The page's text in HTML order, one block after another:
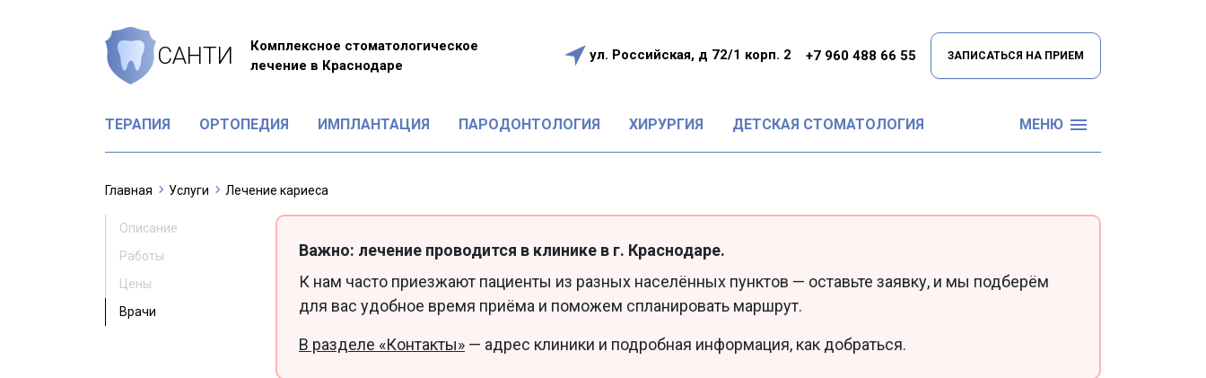
САНТИ
Комплексное стоматологическое
лечение в Краснодаре
ул. Российская, д 72/1 корп. 2 +7 960 488 66 55 ЗАПИСАТЬСЯ НА ПРИЕМ
ТЕРАПИЯ ОРТОПЕДИЯ ИМПЛАНТАЦИЯ ПАРОДОНТОЛОГИЯ ХИРУРГИЯ ДЕТСКАЯ СТОМАТОЛОГИЯ МЕНЮ
Главная Услуги Лечение кариеса
Описание
Работы
Цены
Врачи
Важно: лечение проводится в клинике в г. Краснодаре.
К нам часто приезжают пациенты из разных населённых пунктов — оставьте заявку, и мы подберём
для вас удобное время приёма и поможем спланировать маршрут.
В разделе «Контакты» — адрес клиники и подробная информация, как добраться.